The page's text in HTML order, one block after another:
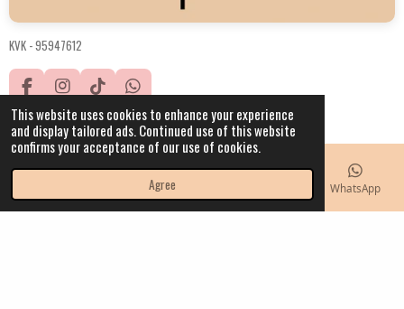
This website uses cookies to enhance your experience
and display tailored ads. Continued use of this website
confirms your acceptance of our use of cookies.
Agree
KVK -95947612
F
a
c
e
b
o
k
I
n
s
t
a
g
a
T
i
k
T
o
k
W
h
a
t
s
A
p
© 2021 - 2023 IW.hobbyhorses
Powered byJouwWeb
WhatsApp